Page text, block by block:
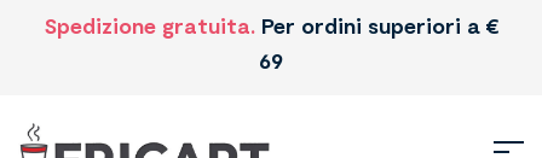
Spedizione gratuita. Per ordini superiori a €
69